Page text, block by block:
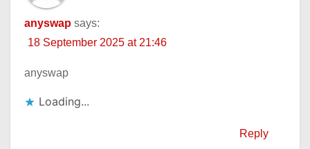
anyswap says:
18 September 2025 at 21:46
anyswap
Loading...
Reply